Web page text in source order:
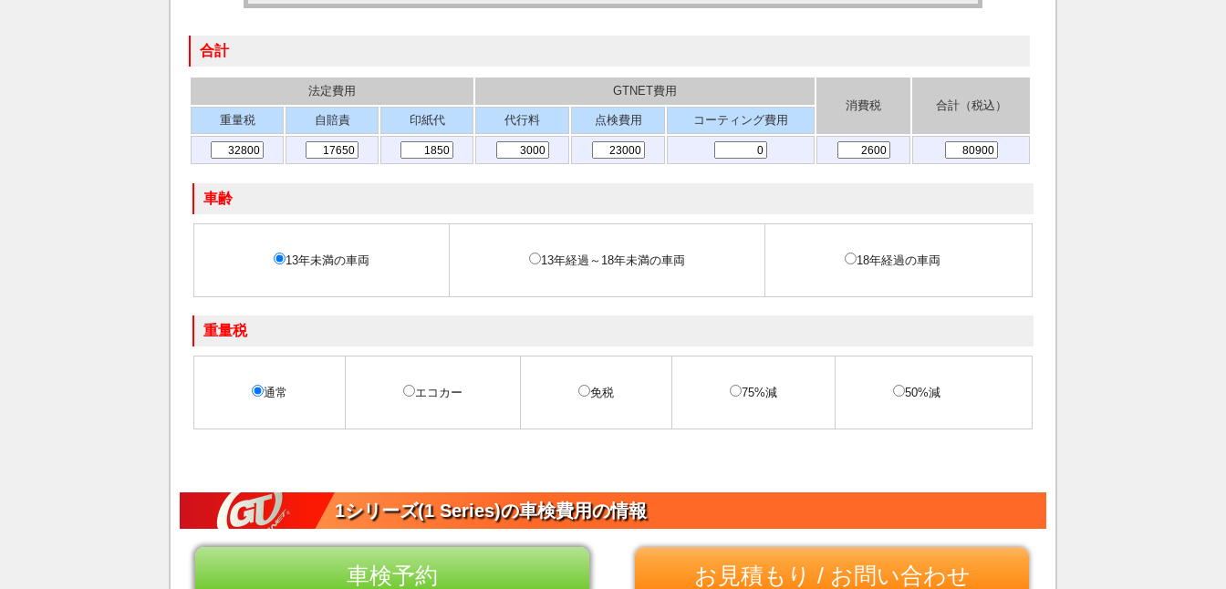
合計
法定費用
GTNET費用
消費税
合計（税込）
重量税
自賠責 印紙代 代行料 点検費用 コーティング費用
車齢
13年未満の車両 13年経過～18年未満の車両 18年経過の車両
重量税
通常 エコカー 免税 75%減 50%減
1シリーズ(1 Series)の車検費用の情報
車検予約 お見積もり / お問い合わせ